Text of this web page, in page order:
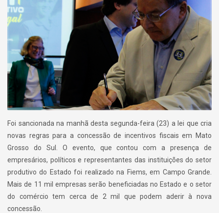
Foi sancionada na manhã desta segunda-feira (23) a lei que cria
novas regras para a concessão de incentivos fiscais em Mato
Grosso do Sul. O evento, que contou com a presença de
empresários, políticos e representantes das instituições do setor
produtivo do Estado foi realizado na Fiems, em Campo Grande.
Mais de 11 mil empresas serão beneficiadas no Estado e o setor
do comércio tem cerca de 2 mil que podem aderir à nova
concessão.